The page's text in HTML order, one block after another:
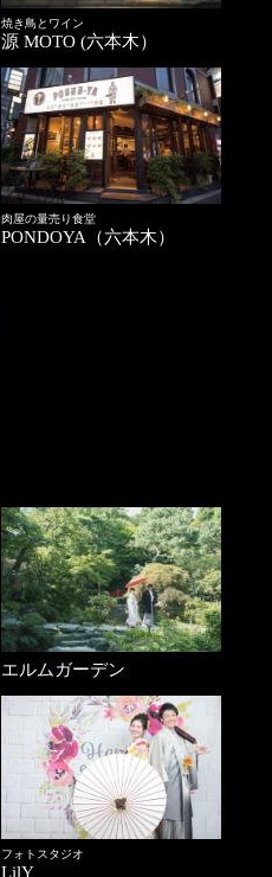
焼き鳥とワイン
源 MOTO (六本木）
肉屋の量売り食堂
PONDOYA（六本木）
エルムガーデン
フォトスタジオ
LilY